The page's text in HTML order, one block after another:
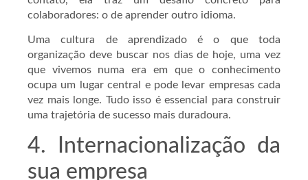
colaboradores: o de aprender outro idioma.
Uma cultura de aprendizado é o que toda
organização deve buscar nos dias de hoje, uma vez
que vivemos numa era em que o conhecimento
ocupa um lugar central e pode levar empresas cada
vez mais longe. Tudo isso é essencial para construir
uma trajetória de sucesso mais duradoura.
4. Internacionalização da
sua empresa